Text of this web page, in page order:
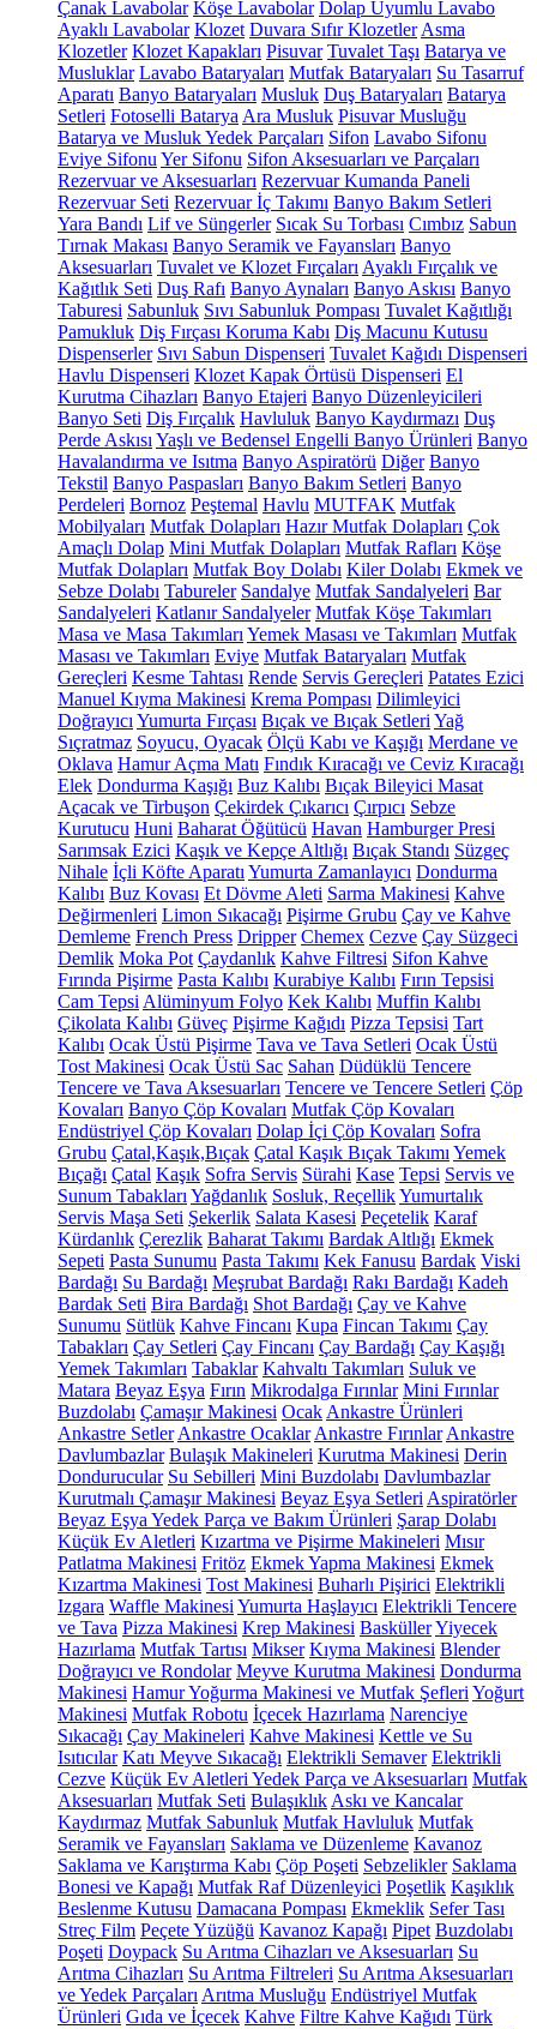
Çanak Lavabolar Köşe Lavabolar Dolap Uyumlu Lavabo
Ayaklı Lavabolar Klozet Duvara Sıfır Klozetler Asma
Klozetler Klozet Kapakları Pisuvar Tuvalet Taşı Batarya ve
Musluklar Lavabo Bataryaları Mutfak Bataryaları Su Tasarruf
Aparatı Banyo Bataryaları Musluk Duş Bataryaları Batarya
Setleri Fotoselli Batarya Ara Musluk Pisuvar Musluğu
Batarya ve Musluk Yedek Parçaları Sifon Lavabo Sifonu
Eviye Sifonu Yer Sifonu Sifon Aksesuarları ve Parçaları
Rezervuar ve Aksesuarları Rezervuar Kumanda Paneli
Rezervuar Seti Rezervuar İç Takımı Banyo Bakım Setleri
Yara Bandı Lif ve Süngerler Sıcak Su Torbası Cımbız Sabun
Tırnak Makası Banyo Seramik ve Fayansları Banyo
Aksesuarları Tuvalet ve Klozet Fırçaları Ayaklı Fırçalık ve
Kağıtlık Seti Duş Rafı Banyo Aynaları Banyo Askısı Banyo
Taburesi Sabunluk Sıvı Sabunluk Pompası Tuvalet Kağıtlığı
Pamukluk Diş Fırçası Koruma Kabı Diş Macunu Kutusu
Dispenserler Sıvı Sabun Dispenseri Tuvalet Kağıdı Dispenseri
Havlu Dispenseri Klozet Kapak Örtüsü Dispenseri El
Kurutma Cihazları Banyo Etajeri Banyo Düzenleyicileri
Banyo Seti Diş Fırçalık Havluluk Banyo Kaydırmazı Duş
Perde Askısı Yaşlı ve Bedensel Engelli Banyo Ürünleri Banyo
Havalandırma ve Isıtma Banyo Aspiratörü Diğer Banyo
Tekstil Banyo Paspasları Banyo Bakım Setleri Banyo
Perdeleri Bornoz Peştemal Havlu MUTFAK Mutfak
Mobilyaları Mutfak Dolapları Hazır Mutfak Dolapları Çok
Amaçlı Dolap Mini Mutfak Dolapları Mutfak Rafları Köşe
Mutfak Dolapları Mutfak Boy Dolabı Kiler Dolabı Ekmek ve
Sebze Dolabı Tabureler Sandalye Mutfak Sandalyeleri Bar
Sandalyeleri Katlanır Sandalyeler Mutfak Köşe Takımları
Masa ve Masa Takımları Yemek Masası ve Takımları Mutfak
Masası ve Takımları Eviye Mutfak Bataryaları Mutfak
Gereçleri Kesme Tahtası Rende Servis Gereçleri Patates Ezici
Manuel Kıyma Makinesi Krema Pompası Dilimleyici
Doğrayıcı Yumurta Fırçası Bıçak ve Bıçak Setleri Yağ
Sıçratmaz Soyucu, Oyacak Ölçü Kabı ve Kaşığı Merdane ve
Oklava Hamur Açma Matı Fındık Kıracağı ve Ceviz Kıracağı
Elek Dondurma Kaşığı Buz Kalıbı Bıçak Bileyici Masat
Açacak ve Tirbuşon Çekirdek Çıkarıcı Çırpıcı Sebze
Kurutucu Huni Baharat Öğütücü Havan Hamburger Presi
Sarımsak Ezici Kaşık ve Kepçe Altlığı Bıçak Standı Süzgeç
Nihale İçli Köfte Aparatı Yumurta Zamanlayıcı Dondurma
Kalıbı Buz Kovası Et Dövme Aleti Sarma Makinesi Kahve
Değirmenleri Limon Sıkacağı Pişirme Grubu Çay ve Kahve
Demleme French Press Dripper Chemex Cezve Çay Süzgeci
Demlik Moka Pot Çaydanlık Kahve Filtresi Sifon Kahve
Fırında Pişirme Pasta Kalıbı Kurabiye Kalıbı Fırın Tepsisi
Cam Tepsi Alüminyum Folyo Kek Kalıbı Muffin Kalıbı
Çikolata Kalıbı Güveç Pişirme Kağıdı Pizza Tepsisi Tart
Kalıbı Ocak Üstü Pişirme Tava ve Tava Setleri Ocak Üstü
Tost Makinesi Ocak Üstü Sac Sahan Düdüklü Tencere
Tencere ve Tava Aksesuarları Tencere ve Tencere Setleri Çöp
Kovaları Banyo Çöp Kovaları Mutfak Çöp Kovaları
Endüstriyel Çöp Kovaları Dolap İçi Çöp Kovaları Sofra
Grubu Çatal,Kaşık,Bıçak Çatal Kaşık Bıçak Takımı Yemek
Bıçağı Çatal Kaşık Sofra Servis Sürahi Kase Tepsi Servis ve
Sunum Tabakları Yağdanlık Sosluk, ReçellikYumurtalık
Servis Maşa Seti Şekerlik Salata Kasesi Peçetelik Karaf
Kürdanlık Çerezlik Baharat Takımı Bardak Altlığı Ekmek
Sepeti Pasta Sunumu Pasta Takımı Kek Fanusu Bardak Viski
Bardağı Su Bardağı Meşrubat Bardağı Rakı Bardağı Kadeh
Bardak Seti Bira Bardağı Shot Bardağı Çay ve Kahve
Sunumu Sütlük Kahve Fincanı Kupa Fincan Takımı Çay
Tabakları Çay Setleri Çay Fincanı Çay Bardağı Çay Kaşığı
Yemek Takımları Tabaklar Kahvaltı Takımları Suluk ve
Matara Beyaz Eşya Fırın Mikrodalga Fırınlar Mini Fırınlar
Buzdolabı Çamaşır Makinesi Ocak Ankastre Ürünleri
Ankastre Setler Ankastre Ocaklar Ankastre Fırınlar Ankastre
Davlumbazlar Bulaşık Makineleri Kurutma Makinesi Derin
Dondurucular Su Sebilleri Mini Buzdolabı Davlumbazlar
Kurutmalı Çamaşır Makinesi Beyaz Eşya Setleri Aspiratörler
Beyaz Eşya Yedek Parça ve Bakım Ürünleri Şarap Dolabı
Küçük Ev Aletleri Kızartma ve Pişirme Makineleri Mısır
Patlatma Makinesi Fritöz Ekmek Yapma Makinesi Ekmek
Kızartma Makinesi Tost Makinesi Buharlı Pişirici Elektrikli
Izgara Waffle Makinesi Yumurta Haşlayıcı Elektrikli Tencere
ve Tava Pizza Makinesi Krep Makinesi BasküllerYiyecek
Hazırlama Mutfak Tartısı Mikser Kıyma Makinesi Blender
Doğrayıcı ve Rondolar Meyve Kurutma Makinesi Dondurma
Makinesi Hamur Yoğurma Makinesi ve Mutfak Şefleri Yoğurt
Makinesi Mutfak Robotu İçecek Hazırlama Narenciye
Sıkacağı Çay Makineleri Kahve Makinesi Kettle ve Su
Isıtıcılar Katı Meyve Sıkacağı Elektrikli Semaver Elektrikli
Cezve Küçük Ev Aletleri Yedek Parça ve Aksesuarları Mutfak
Aksesuarları Mutfak Seti Bulaşıklık Askı ve Kancalar
Kaydırmaz Mutfak Sabunluk Mutfak Havluluk Mutfak
Seramik ve Fayansları Saklama ve Düzenleme Kavanoz
Saklama ve Karıştırma Kabı Çöp Poşeti Sebzelikler Saklama
Bonesi ve Kapağı Mutfak Raf Düzenleyici Poşetlik Kaşıklık
Beslenme Kutusu Damacana Pompası Ekmeklik Sefer Tası
Streç Film Peçete Yüzüğü Kavanoz Kapağı Pipet Buzdolabı
Poşeti Doypack Su Arıtma Cihazları ve Aksesuarları Su
Arıtma Cihazları Su Arıtma Filtreleri Su Arıtma Aksesuarları
ve Yedek Parçaları Arıtma Musluğu Endüstriyel Mutfak
Ürünleri Gıda ve İçecek Kahve Filtre Kahve Kağıdı Türk